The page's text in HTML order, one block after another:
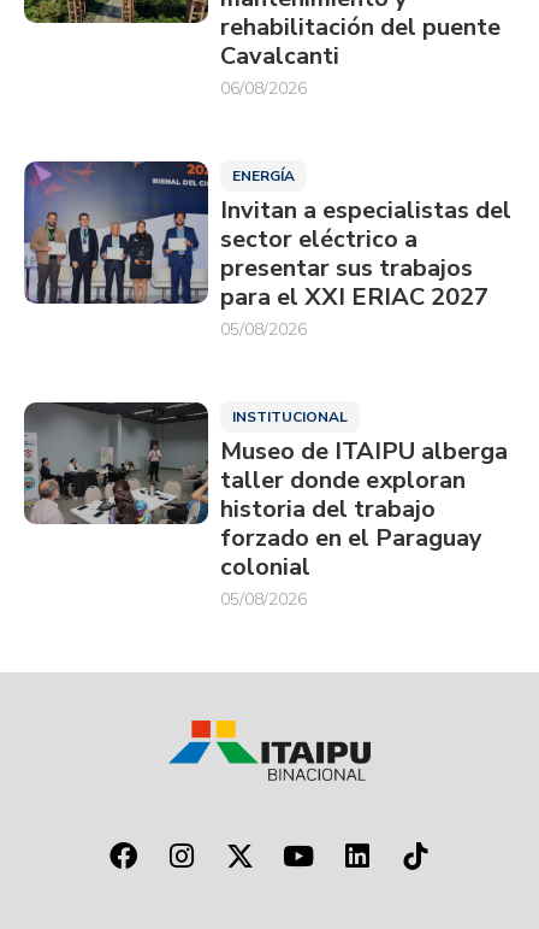
rehabilitación del puente
Cavalcanti
06/08/2026
ENERGÍA
Invitan a especialistas del
sector eléctrico a
presentar sus trabajos
para el XXI ERIAC 2027
05/08/2026
INSTITUCIONAL
Museo de ITAIPU alberga
taller donde exploran
historia del trabajo
forzado en el Paraguay
colonial
05/08/2026